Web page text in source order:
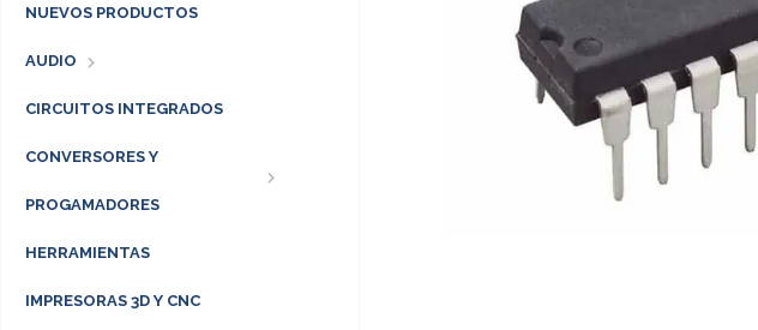
NUEVOS PRODUCTOS
AUDIO
CIRCUITOS INTEGRADOS
CONVERSORES Y
PROGAMADORES
HERRAMIENTAS
IMPRESORAS 3D Y CNC